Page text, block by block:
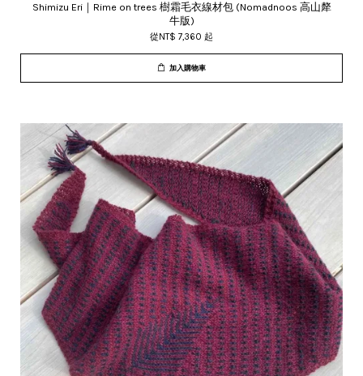
Shimizu Eri｜Rime on trees 樹霜毛衣線材包 (Nomadnoos 高山犛
牛版)
從NT$ 7,360 起
加入購物車